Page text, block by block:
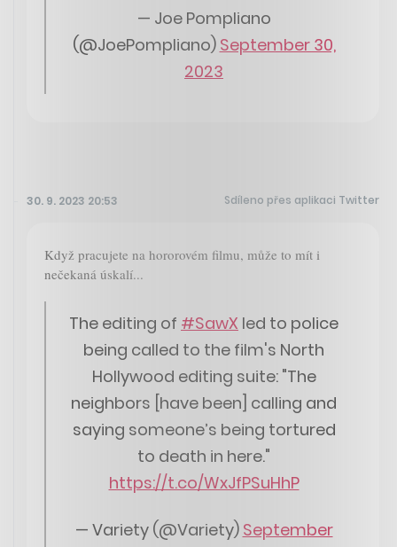
— Joe Pompliano
(@JoePompliano) September 30,
2023
30. 9. 2023 20:53 Sdíleno přes aplikaci Twitter
Když pracujete na hororovém filmu, může to mít i
nečekaná úskalí...
The editing of #SawX led to police
being called to the film's North
Hollywood editing suite: "The
neighbors [have been] calling and
saying someone’s being tortured
to death in here."
https://t.co/WxJfPSuHhP
— Variety (@Variety) September